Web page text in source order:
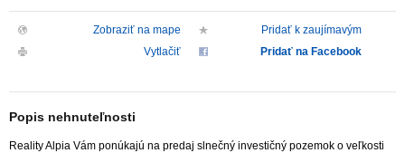
Zobraziť na mape
Pridať k zaujímavým
Vytlačiť
Pridať na Facebook
Popis nehnuteľnosti
Reality Alpia Vám ponúkajú na predaj slnečný investičný pozemok o veľkosti